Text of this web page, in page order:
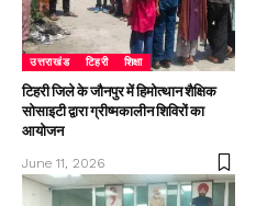
उत्तराखंड टिहरी शिक्षा
टिहरी जिले के जौनपुर में हिमोत्थान शैक्षिक
सोसाइटी द्वारा ग्रीष्मकालीन शिविरों का
आयोजन
June 11, 2026